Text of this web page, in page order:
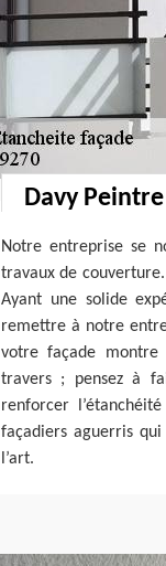
Davy
Notre entreprise se
travaux de
Ayant une solide
remettre à notre
votre façade montre
travers ; pensez à
renforcer
façadiers aguerris
l’art.